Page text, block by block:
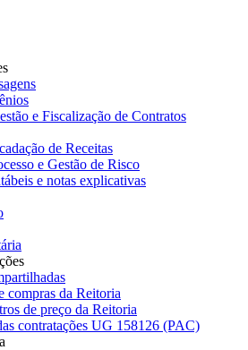
e Fiscalização de Contratos
de Receitas
e Gestão de Risco
e notas explicativas
compras da Reitoria
de preço da Reitoria
contratações UG 158126 (PAC)